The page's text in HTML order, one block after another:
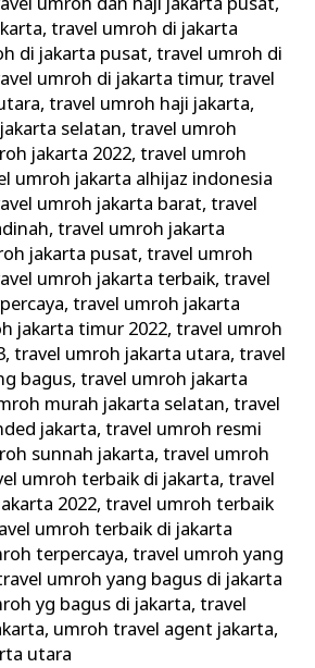
,travel umroh di jakarta
di jakarta pusat,travel umroh di
umroh di jakarta timur,travel
,travel umroh haji jakarta,
selatan,travel umroh
jakarta 2022,travel umroh
umroh jakarta alhijaz indonesia
umroh jakarta barat,travel
,travel umroh jakarta
jakarta pusat,travel umroh
umroh jakarta terbaik,travel
,travel umroh jakarta
jakarta timur 2022,travel umroh
,travel umroh jakarta utara,travel
bagus,travel umroh jakarta
murah jakarta selatan,travel
jakarta,travel umroh resmi
sunnah jakarta,travel umroh
umroh terbaik di jakarta,travel
2022,travel umroh terbaik
umroh terbaik di jakarta
terpercaya,travel umroh yang
umroh yang bagus di jakarta
yg bagus di jakarta,travel
, umroh travel agent jakarta,
utara